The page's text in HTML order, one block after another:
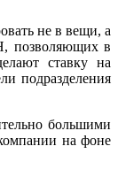
не в вещи, а
позволяющих в
ставку на
подразделения
большими
на фоне